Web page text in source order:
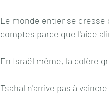
Le monde entier se
comptes parce que l'aide
En Israël même, la colère
Tsahal n'arrive pas à